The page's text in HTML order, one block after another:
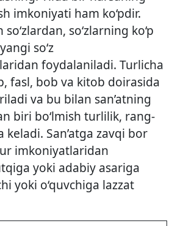
imkoniyati ham ko‘pdir.
so‘zlarning ko‘p
so‘z
foydalaniladi. Turlicha
fasl, bob va kitob doirasida
va bu bilan san’atning
biri bo‘lmish turlilik, rang-
San’atga zavqi bor
imkoniyatlaridan
yoki adabiy asariga
yoki o‘quvchiga lazzat